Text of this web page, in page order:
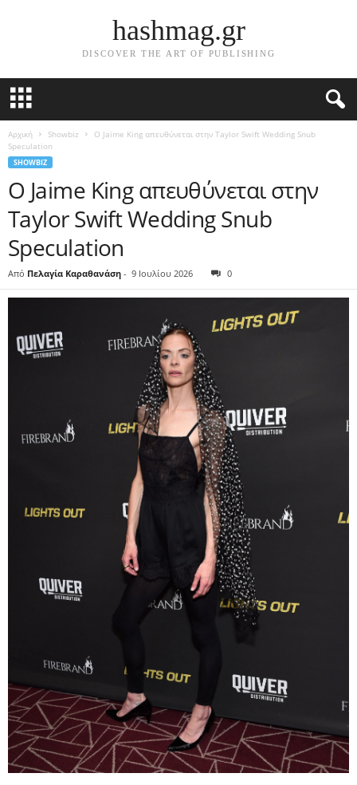
hashmag.gr
DISCOVER THE ART OF PUBLISHING
Αρχική Showbiz
Ο Jaime King απευθύνεται στην Taylor Swift Wedding Snub
Speculation
SHOWBIZ
Ο Jaime King απευθύνεται στην
Taylor Swift Wedding Snub
Speculation
Από Πελαγία Καραθανάση - 9 Ιουλίου 2026 0